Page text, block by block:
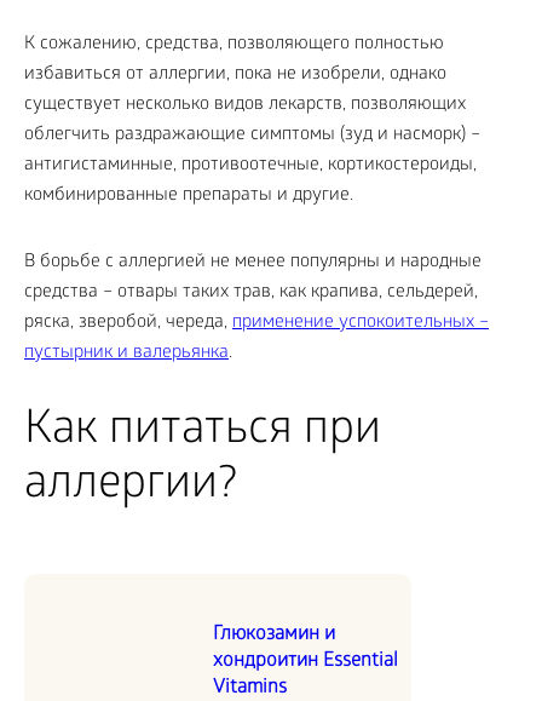
К сожалению, средства, позволяющего полностью
избавиться от аллергии, пока не изобрели, однако
существует несколько видов лекарств, позволяющих
облегчить раздражающие симптомы (зуд и насморк) –
антигистаминные, противоотечные, кортикостероиды,
комбинированные препараты и другие.
В борьбе с аллергией не менее популярны и народные
средства – отвары таких трав, как крапива, сельдерей,
ряска, зверобой, череда, применение успокоительных –
пустырник и валерьянка.
Как питаться при
аллергии?
Глюкозамин и
хондроитин Essential
Vitamins